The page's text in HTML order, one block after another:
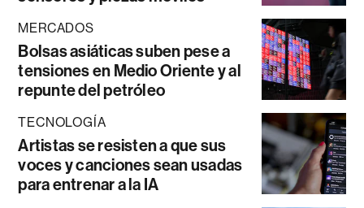
MERCADOS
Bolsas asiáticas suben pese a
tensiones en Medio Oriente y al
repunte del petróleo
TECNOLOGÍA
Artistas se resisten a que sus
voces y canciones sean usadas
para entrenar a la IA